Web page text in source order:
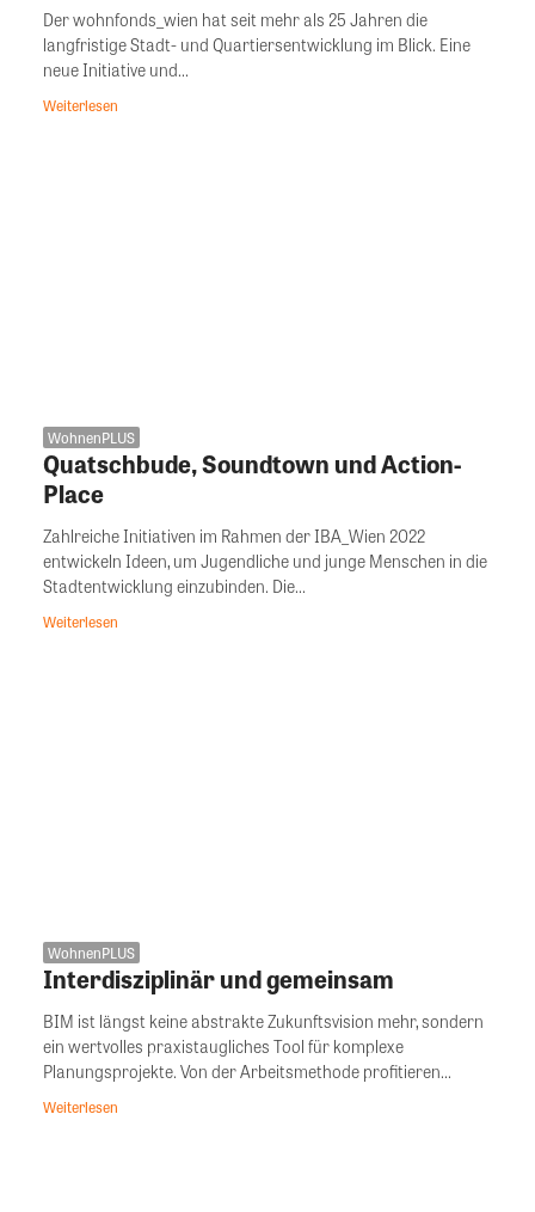
Der wohnfonds_wien hat seit mehr als 25 Jahren die
langfristige Stadt- und Quartiersentwicklung im Blick. Eine
neue Initiative und...
Weiterlesen
WohnenPLUS
Quatschbude, Soundtown und Action-
Place
Zahlreiche Initiativen im Rahmen der IBA_Wien 2022
entwickeln Ideen, um Jugendliche und junge Menschen in die
Stadtentwicklung einzubinden. Die...
Weiterlesen
WohnenPLUS
Interdisziplinär und gemeinsam
BIM ist längst keine abstrakte Zukunftsvision mehr, sondern
ein wertvolles praxistaugliches Tool für komplexe
Planungsprojekte. Von der Arbeitsmethode profitieren...
Weiterlesen